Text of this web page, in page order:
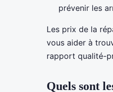
prévenir les
Les prix de la
vous aider à
rapport qualité-
Quels sont